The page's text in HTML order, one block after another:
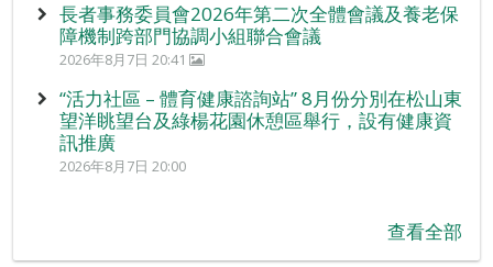
長者事務委員會2026年第二次全體會議及養老保
障機制跨部門協調小組聯合會議
2026年8月7日 20:41
“活力社區 – 體育健康諮詢站” 8月份分別在松山東
望洋眺望台及綠楊花園休憩區舉行，設有健康資
訊推廣
2026年8月7日 20:00
查看全部